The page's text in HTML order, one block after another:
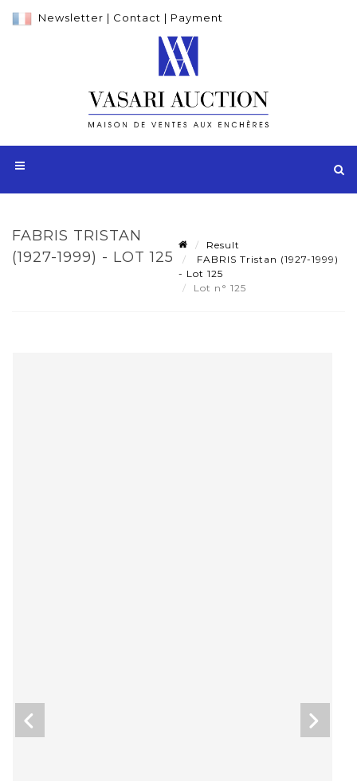
Newsletter | Contact | Payment
FABRIS TRISTAN
(1927-1999) - LOT 125
Result
FABRIS Tristan (1927-1999)
- Lot 125
Lot n° 125